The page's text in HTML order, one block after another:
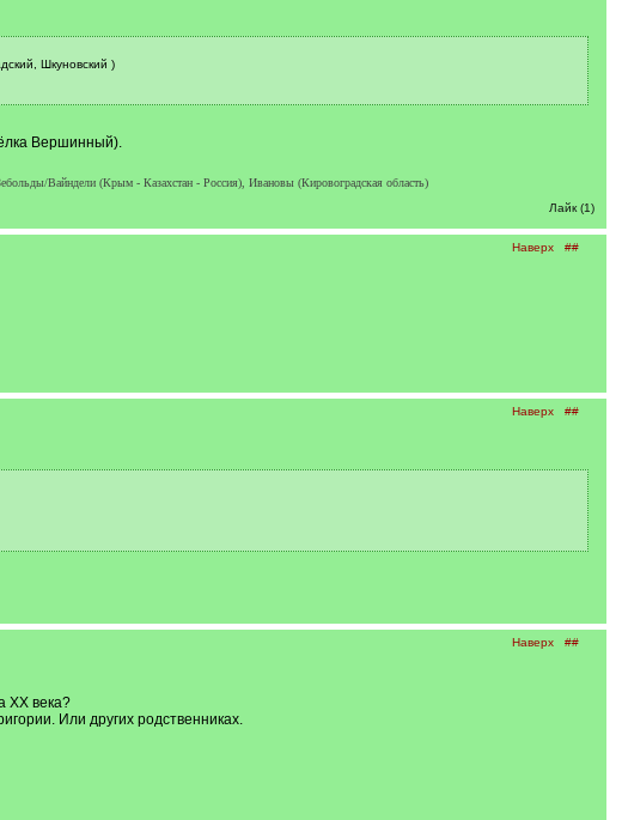
Шкуновский )
Вершинный).
Вайндели (Крым - Казахстан - Россия), Ивановы (Кировоградская область)
Лайк (1)
Наверх ##
Наверх ##
Наверх ##
ХХ века?
Или других родственниках.